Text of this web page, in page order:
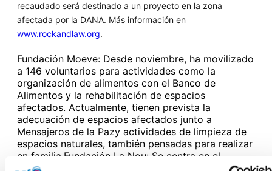
recaudado será destinado a un proyecto en la zona
afectada por la DANA. Más información en
www.rockandlaw.org.
Fundación Moeve: Desde noviembre, ha movilizado
a 146 voluntarios para actividades como la
organización de alimentos con el Banco de
Alimentos y la rehabilitación de espacios
afectados. Actualmente, tienen prevista la
adecuación de espacios afectados junto a
Mensajeros de la Pazy actividades de limpieza de
espacios naturales, también pensadas para realizar
en familia.Fundación La Nou: Se centra en el
impacto psicológico de la DANA en jóvenes y